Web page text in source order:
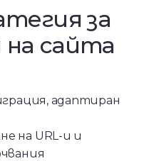
за
на сайта
адаптиран
на URL-и и